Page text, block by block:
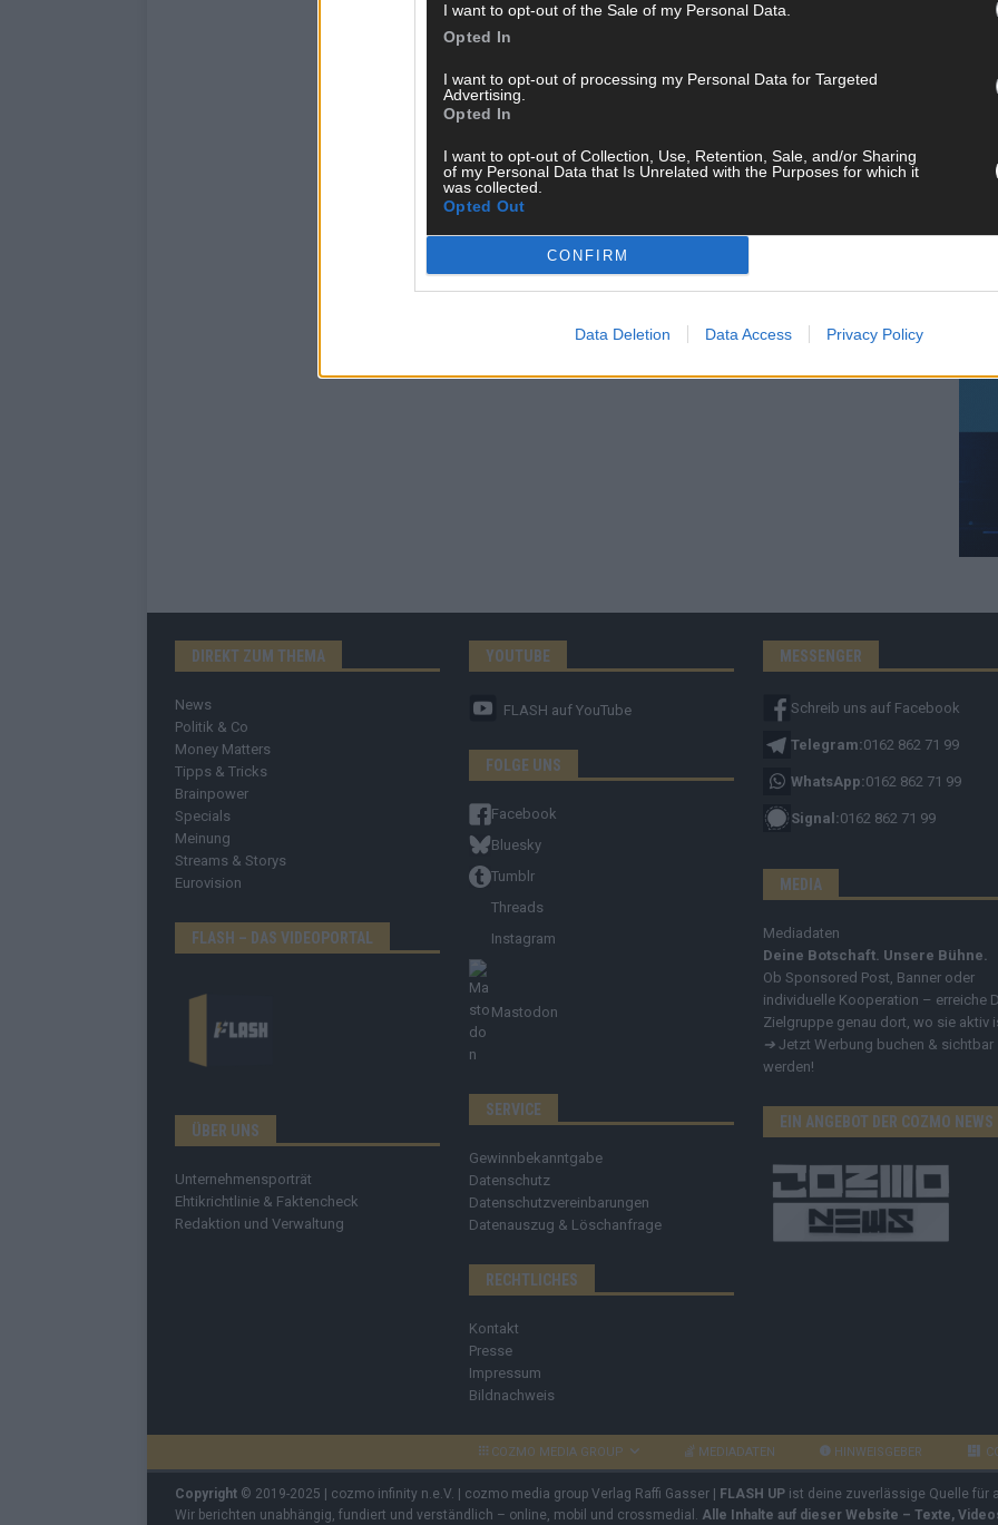
I want to opt-out of the Sale of my Personal Data.
Opted In
I want to opt-out of processing my Personal Data for Targeted
Advertising.
Opted In
I want to opt-out of Collection, Use, Retention, Sale, and/or Sharing
of my Personal Data that Is Unrelated with the Purposes for which it
was collected.
Opted Out
CONFIRM
Data Deletion Data Access Privacy Policy
AD
DIREKT ZUM THEMA
News
Politik & Co
Money Matters
Tipps & Tricks
Brainpower
Specials
Meinung
Streams & Storys
Eurovision
FLASH – DAS VIDEOPORTAL
ÜBER UNS
Unternehmensporträt
Ehtikrichtlinie & Faktencheck
Redaktion und Verwaltung
YOUTUBE
FLASH auf YouTube
FOLGE UNS
Facebook
Bluesky
Tumblr
Threads
Instagram
Mastodon
SERVICE
Gewinnbekanntgabe
Datenschutz
Datenschutzvereinbarungen
Datenauszug & Löschanfrage
RECHTLICHES
Kontakt
Presse
Impressum
Bildnachweis
MESSENGER
Schreib uns auf Facebook
Telegram:0162 862 71 99
WhatsApp:0162 862 71 99
Signal:0162 862 71 99
MEDIA
Mediadaten
Deine Botschaft. Unsere Bühne.
Ob Sponsored Post, Banner oder
individuelle Kooperation – erreiche
Zielgruppe genau dort, wo sie aktiv
➔ Jetzt Werbung buchen & sichtbar
werden!
EIN ANGEBOT DER COZMO NEWS
COZMO MEDIA GROUP MEDIADATEN HINWEISGEBER
Copyright © 2019-2025 | cozmo infinity n.e.V. | cozmo media group Verlag Raffi Gasser | FLASH UP ist deine zuverlässige Quelle für
Wir berichten unabhängig, fundiert und verständlich – online, mobil und crossmedial. Alle Inhalte auf dieser Website – Texte,